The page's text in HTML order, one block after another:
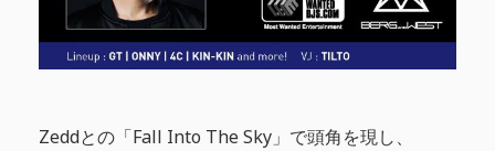
Zeddとの「Fall Into The Sky」で頭角を現し、